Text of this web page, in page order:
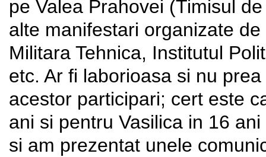
pe Valea Prahovei (Timisul
alte manifestari organizate
Militara Tehnica, Institutul
etc. Ar fi laborioasa si nu
acestor participari; cert este
ani si pentru Vasilica in 16
si am prezentat unele